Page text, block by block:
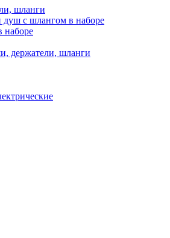
шланги
с шлангом в наборе
наборе
держатели, шланги